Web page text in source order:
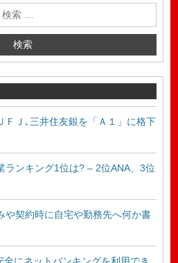
ＦＪ､三井住友銀を「Ａ１」に格下
ランキング1位は? – 2位ANA、3位
や契約時に自宅や勤務先へ何か書